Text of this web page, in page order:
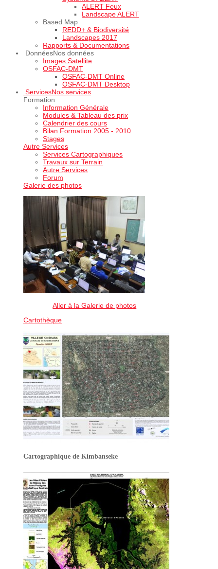
ALERT Feux
Landscape ALERT
Based Map
REDD+ & Biodiversité
Landscapes 2017
Rapports & Documentations
DonnéesNos données
Images Satellite
OSFAC-DMT
OSFAC-DMT Online
OSFAC-DMT Desktop
ServicesNos services
Formation
Information Générale
Modules & Tableau des prix
Calendrier des cours
Bilan Formation 2005 - 2010
Stages
Autre Services
Services Cartographiques
Travaux sur Terrain
Autre Services
Forum
Galerie des photos
Aller à la Galerie de photos
Cartothèque
Cartographique de Kimbanseke